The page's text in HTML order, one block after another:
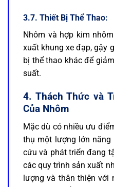
3.7. Thiết Bị Thể Thao:
Nhôm và hợp kim
xuất khung xe đạp, gậy
bị thể thao khác để
suất.
4. Thách Thức và
Của Nhôm
Mặc dù có nhiều ưu
thụ một lượng lớn năng
cứu và phát triển đang
các quy trình sản xuất
lượng và thân thiện với